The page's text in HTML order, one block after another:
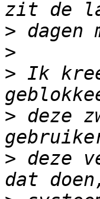
>
>
> Ik
> deze
> deze